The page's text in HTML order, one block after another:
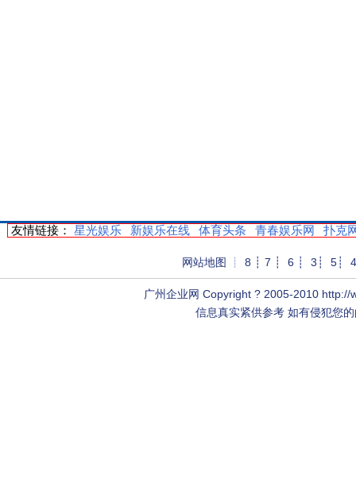
友情链接： 星光娱乐 新娱乐在线 体育头条 青春娱乐网 扑克
网站地图 ┊ 8 ┊ 7 ┊ 6 ┊ 3 ┊ 5┊ 4
广州企业网 Copyright ? 2005-2010 http://
信息真实紧供参考 如有侵犯您